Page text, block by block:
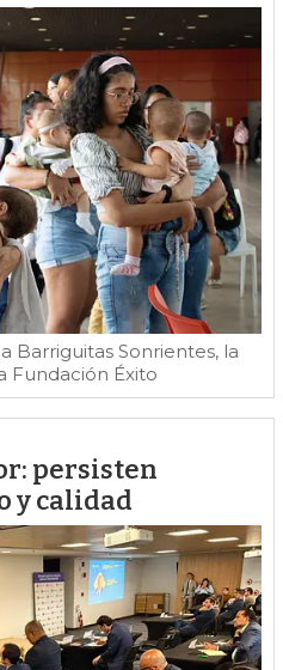
Barriguitas Sonrientes, la
Fundación Éxito
persisten
y calidad